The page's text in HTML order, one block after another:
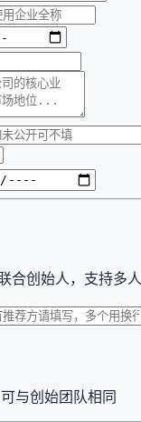
合创始人，支持多人
与创始团队相同